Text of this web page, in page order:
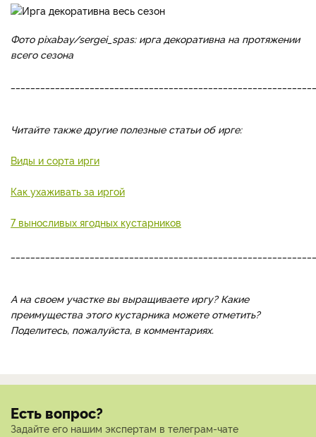
Фото pixabay/sergei_spas: ирга декоративна на протяжении
всего сезона
Читайте также другие полезные статьи об ирге:
Виды и сорта ирги
Как ухаживать за иргой
7 выносливых ягодных кустарников
А на своем участке вы выращиваете иргу? Какие
преимущества этого кустарника можете отметить?
Поделитесь, пожалуйста, в комментариях.
Есть вопрос?
Задайте его нашим экспертам в телеграм-чате